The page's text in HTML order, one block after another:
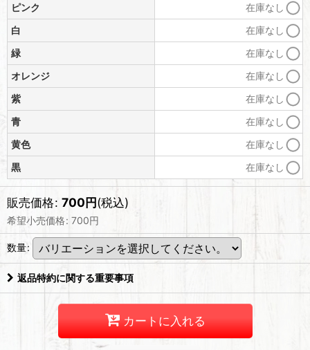
ピンク
在庫なし
白
在庫なし
緑
在庫なし
オレンジ
在庫なし
紫
在庫なし
青
在庫なし
黄色
在庫なし
黒
在庫なし
販売価格: 700円(税込)
希望小売価格: 700円
数量:
返品特約に関する重要事項
カートに入れる